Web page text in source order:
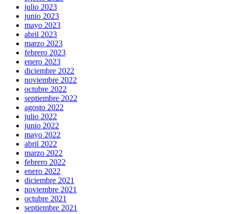
julio 2023
junio 2023
mayo 2023
abril 2023
marzo 2023
febrero 2023
enero 2023
diciembre 2022
noviembre 2022
octubre 2022
septiembre 2022
agosto 2022
julio 2022
junio 2022
mayo 2022
abril 2022
marzo 2022
febrero 2022
enero 2022
diciembre 2021
noviembre 2021
octubre 2021
septiembre 2021